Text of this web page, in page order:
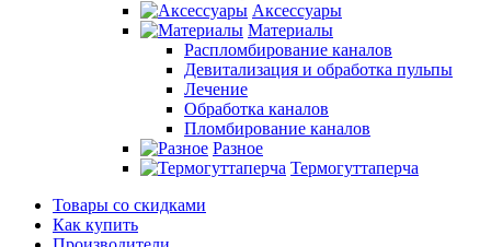
Аксессуары
Материалы
Распломбирование каналов
Девитализация и обработка пульпы
Лечение
Обработка каналов
Пломбирование каналов
Разное
Термогуттаперча
Товары со скидками
Как купить